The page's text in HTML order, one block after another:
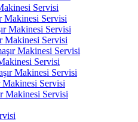
Servisi
Makinesi Servisi
Makinesi Servisi
Makinesi Servisi
Makinesi Servisi
Servisi
Makinesi Servisi
Makinesi Servisi
Makinesi Servisi